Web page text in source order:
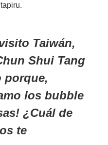
Taiwán,
Shui Tang
porque,
los bubble
¿Cuál de
te